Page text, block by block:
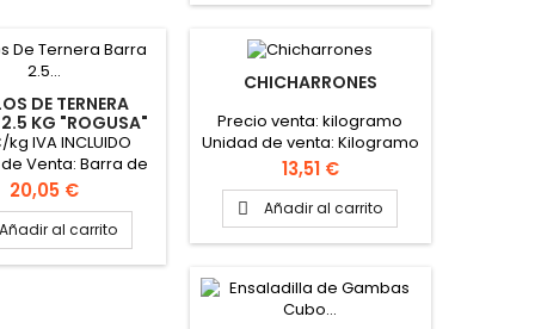
DE TERNERA
2.5 KG "ROGUSA"
kg IVA INCLUIDO
Venta: Barra de
Venta: Barra
Formato caja: 8
Barras
Precio
20,05 €
Añadir al carrito
CHICHARRONES
Precio venta: kilogramo
Unidad de venta: Kilogramo
Precio
13,51 €
 Añadir al carrito